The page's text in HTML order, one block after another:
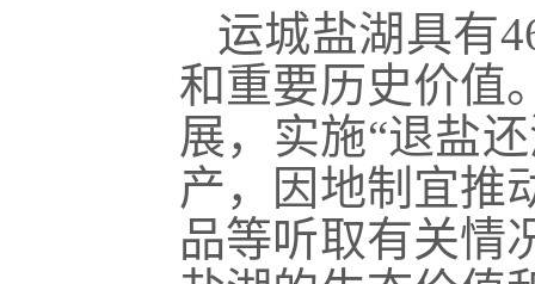
运城盐湖具有
和重要历史价值
展， 实施“退盐
产，因地制宜推
品等听取有关情